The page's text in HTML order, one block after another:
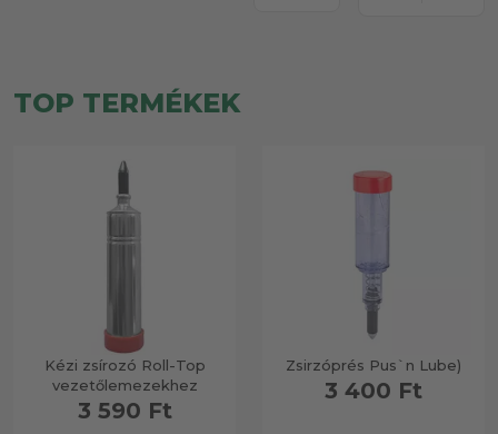
TOP TERMÉKEK
Kézi zsírozó Roll-Top
vezetőlemezekhez
3 590 Ft
Zsirzóprés Pus`n Lube)
3 400 Ft